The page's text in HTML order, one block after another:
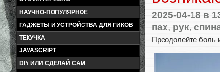
НАУЧНО-ПОПУЛЯРНОЕ
ГАДЖЕТЫ И УСТРОЙСТВА ДЛЯ ГИКОВ
ТЕКУЧКА
JAVASCRIPT
DIY ИЛИ СДЕЛАЙ САМ
2025-04-18 в
пах, рук,
Преодолейте боль